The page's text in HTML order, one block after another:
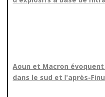
Aoun et Macron
dans le sud et l'après-